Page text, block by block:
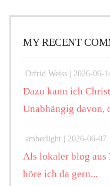
MY RECENT
Otfrid Weiss | 2026-06-
Dazu kann ich
Unabhängig davon,
amberlight | 2026-06-07
Als lokaler blog aus
höre ich da gern...